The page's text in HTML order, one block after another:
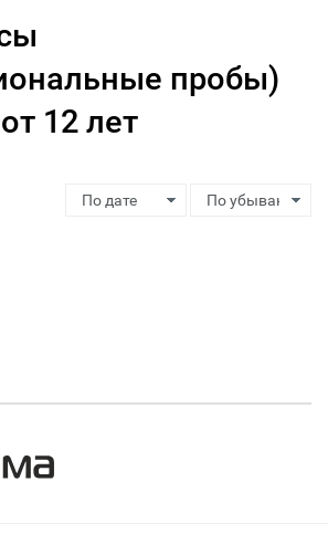
пробы)
12 лет